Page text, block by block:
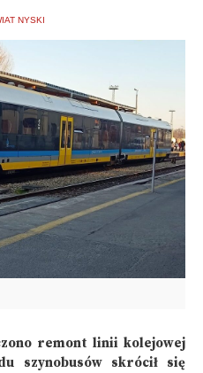
NYSKI
remont linii kolejowej
szynobusów skrócił się